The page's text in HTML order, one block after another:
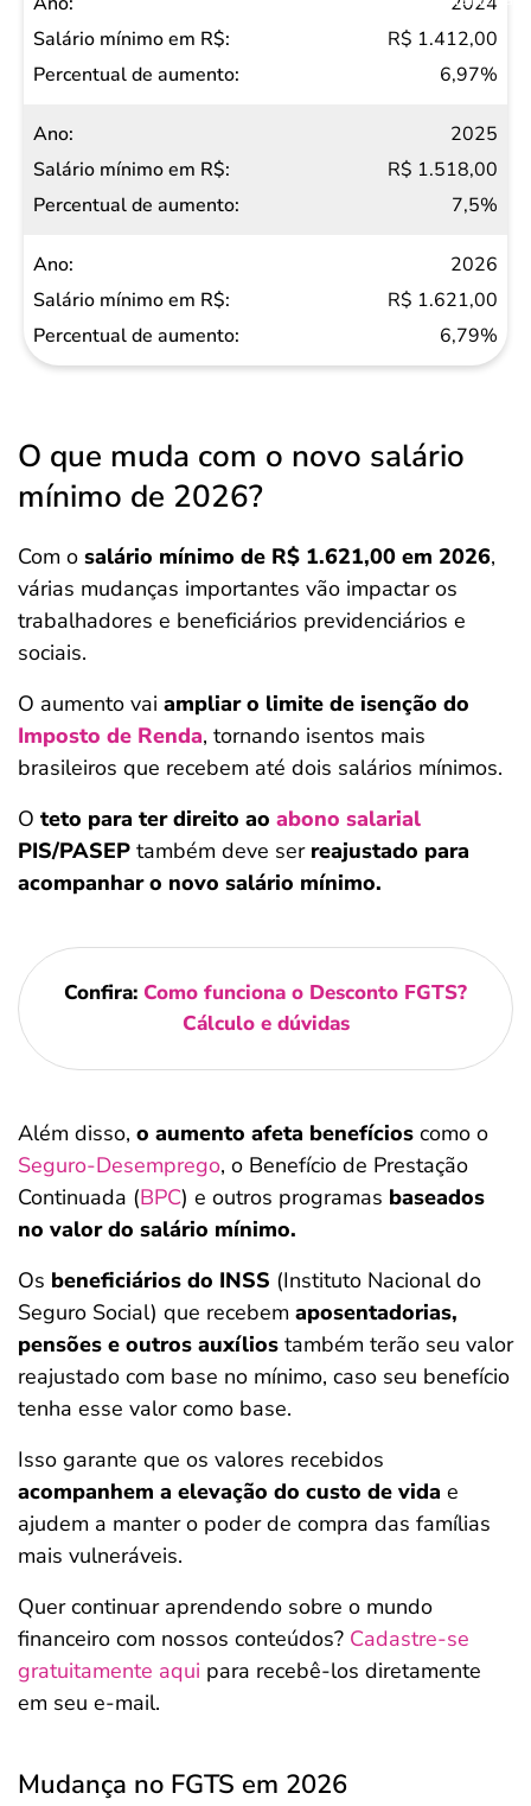
R$ 1.412,00
6,97%
2025
R$ 1.518,00
7,5%
2026
R$ 1.621,00
6,79%
O que muda com o novo salário
mínimo de 2026?
Com o salário mínimo de R$ 1.621,00 em 2026,
várias mudanças importantes vão impactar os
trabalhadores e beneficiários previdenciários e
sociais.
O aumento vai ampliar o limite de isenção do
Imposto de Renda, tornando isentos mais
brasileiros que recebem até dois salários mínimos.
O teto para ter direito ao abono salarial
PIS/PASEP também deve ser reajustado para
acompanhar o novo salário mínimo.
Confira: Como funciona o Desconto FGTS?
Cálculo e dúvidas
Além disso, o aumento afeta benefícios como o
Seguro-Desemprego, o Benefício de Prestação
Continuada (BPC) e outros programas baseados
no valor do salário mínimo.
Os beneficiários do INSS (Instituto Nacional do
Seguro Social) que recebem aposentadorias,
pensões e outros auxílios também terão seu valor
reajustado com base no mínimo, caso seu benefício
tenha esse valor como base.
Isso garante que os valores recebidos
acompanhem a elevação do custo de vida e
ajudem a manter o poder de compra das famílias
mais vulneráveis.
Quer continuar aprendendo sobre o mundo
financeiro com nossos conteúdos? Cadastre-se
gratuitamente aqui para recebê-los diretamente
em seu e-mail.
Mudança no FGTS em 2026